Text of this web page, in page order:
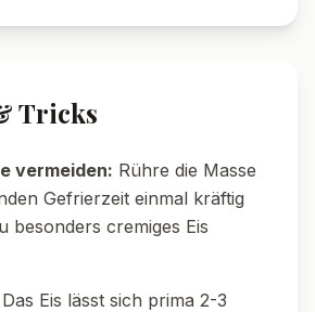
Ersatz und
Kondensmilch, vegane
es im Supermarkt.
vor dem Gefrieren